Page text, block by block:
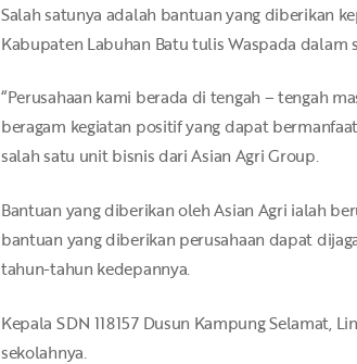
Salah satunya adalah bantuan yang diberikan
Kabupaten Labuhan Batu tulis Waspada dalam
“Perusahaan kami berada di tengah – tengah
beragam kegiatan positif yang dapat
salah satu unit bisnis dari Asian Agri Group.
Bantuan yang diberikan oleh Asian Agri ialah
bantuan yang diberikan perusahaan dapat
tahun-tahun kedepannya.
Kepala SDN 118157 Dusun Kampung Selamat,
sekolahnya.